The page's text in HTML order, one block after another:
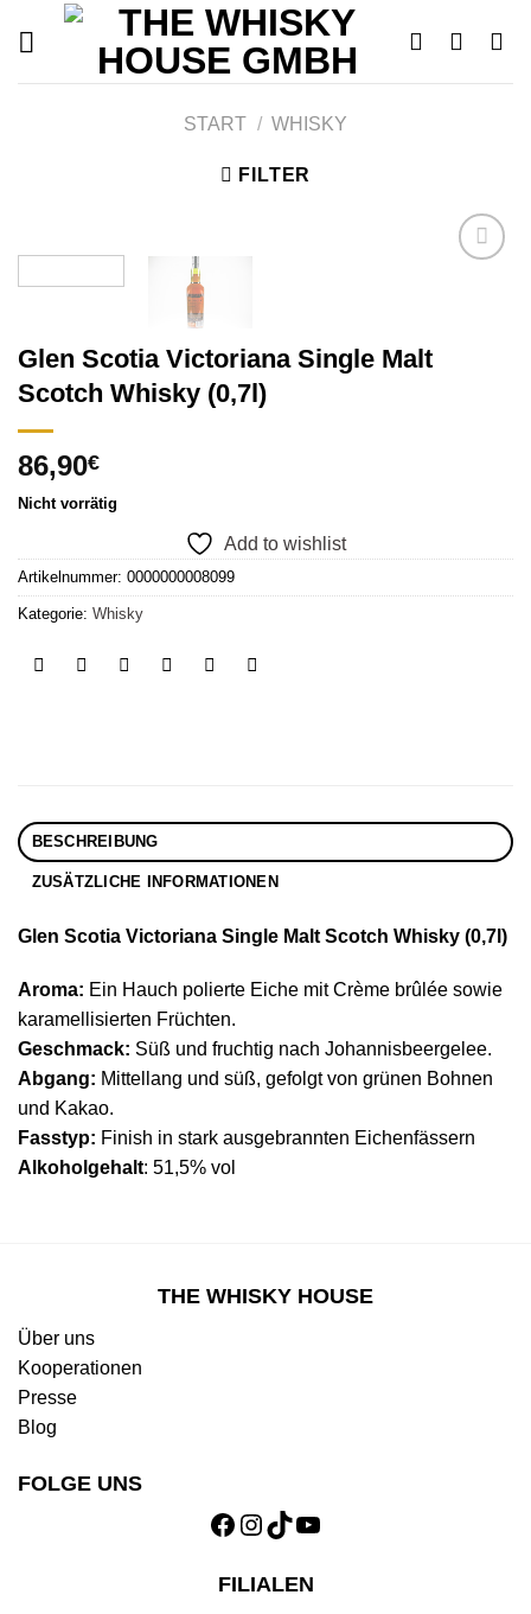
START / WHISKY
FILTER
Glen Scotia Victoriana Single Malt
Scotch Whisky (0,7l)
86,90€
Nicht vorrätig
Add to wishlist
Artikelnummer: 0000000008099
Kategorie: Whisky
BESCHREIBUNG
ZUSÄTZLICHE INFORMATIONEN
Glen Scotia Victoriana Single Malt Scotch Whisky (0,7l)
Aroma: Ein Hauch polierte Eiche mit Crème brûlée sowie
karamellisierten Früchten.
Geschmack: Süß und fruchtig nach Johannisbeergelee.
Abgang: Mittellang und süß, gefolgt von grünen Bohnen
und Kakao.
Fasstyp: Finish in stark ausgebrannten Eichenfässern
Alkoholgehalt: 51,5% vol
THE WHISKY HOUSE
Über uns
Kooperationen
Presse
Blog
FOLGE UNS
Facebook
Instagram
TikTokYouTube
FILIALEN